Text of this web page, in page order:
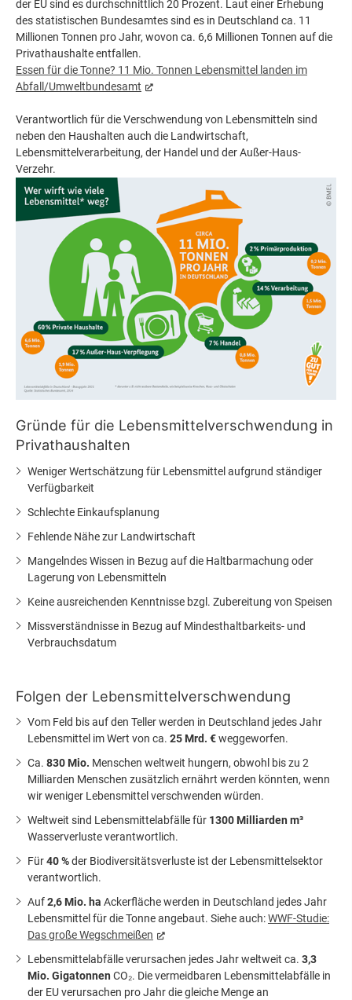
der EU sind es durchschnittlich 20 Prozent. Laut einer Erhebung
des statistischen Bundesamtes sind es in Deutschland ca. 11
Millionen Tonnen pro Jahr, wovon ca. 6,6 Millionen Tonnen auf die
Privathaushalte entfallen.
Essen für die Tonne? 11 Mio. Tonnen Lebensmittel landen im
Abfall/Umweltbundesamt
Verantwortlich für die Verschwendung von Lebensmitteln sind
neben den Haushalten auch die Landwirtschaft,
Lebensmittelverarbeitung, der Handel und der Außer-Haus-
Verzehr.
Gründe für die Lebensmittelverschwendung in
Privathaushalten
Weniger Wertschätzung für Lebensmittel aufgrund ständiger
Verfügbarkeit
Schlechte Einkaufsplanung
Fehlende Nähe zur Landwirtschaft
Mangelndes Wissen in Bezug auf die Haltbarmachung oder
Lagerung von Lebensmitteln
Keine ausreichenden Kenntnisse bzgl. Zubereitung von Speisen
Missverständnisse in Bezug auf Mindesthaltbarkeits- und
Verbrauchsdatum
Folgen der Lebensmittelverschwendung
Vom Feld bis auf den Teller werden in Deutschland jedes Jahr
Lebensmittel im Wert von ca. 25 Mrd. €weggeworfen.
Ca. 830 Mio. Menschen weltweit hungern, obwohl bis zu 2
Milliarden Menschen zusätzlich ernährt werden könnten, wenn
wir weniger Lebensmittel verschwenden würden.
Weltweit sind Lebensmittelabfälle für 1300 Milliarden m³
Wasserverluste verantwortlich.
Für40 %der Biodiversitätsverluste ist der Lebensmittelsektor
verantwortlich.
Auf2,6 Mio. ha Ackerfläche werden in Deutschland jedes Jahr
Lebensmittel für die Tonne angebaut. Siehe auch:WWF-Studie:
Das große Wegschmeißen
Lebensmittelabfälle verursachen jedes Jahr weltweit ca. 3,3
Mio. Gigatonnen CO₂. Die vermeidbaren Lebensmittelabfälle in
der EU verursachen pro Jahr die gleiche Menge an